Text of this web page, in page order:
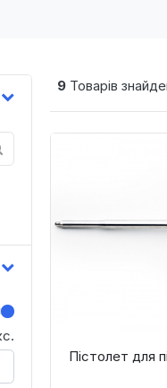
9Товарів
Пістолет для